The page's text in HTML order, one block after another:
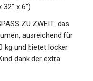
32'' x 6'')
ZU ZWEIT: das
ausreichend für
kg und bietet locker
dank der extra